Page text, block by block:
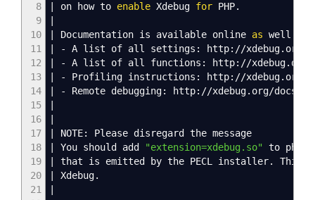
8
9
10
11
12
13
14
15
16
17
18
19
20
21
on how to enable Xdebug for PHP.
Documentation is available online as well:
- A list of all settings: http: //xdebug.org
- A list of all functions: http: //xdebug.org
- Profiling instructions: http: //xdebug.org
- Remote debugging: http: //xdebug.org/docs-
NOTE: Please disregard the message
You should add "extension=xdebug.so" to
that is emitted by the PECL installer. This
Xdebug.